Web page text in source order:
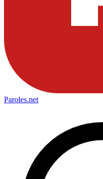
Paroles.net